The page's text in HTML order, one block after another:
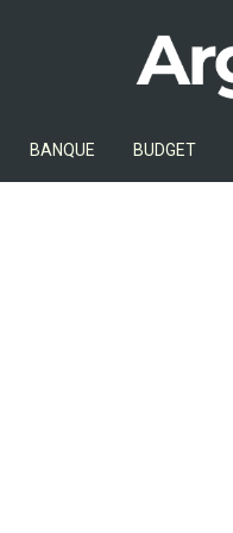
Argent
BANQUE BUDGET